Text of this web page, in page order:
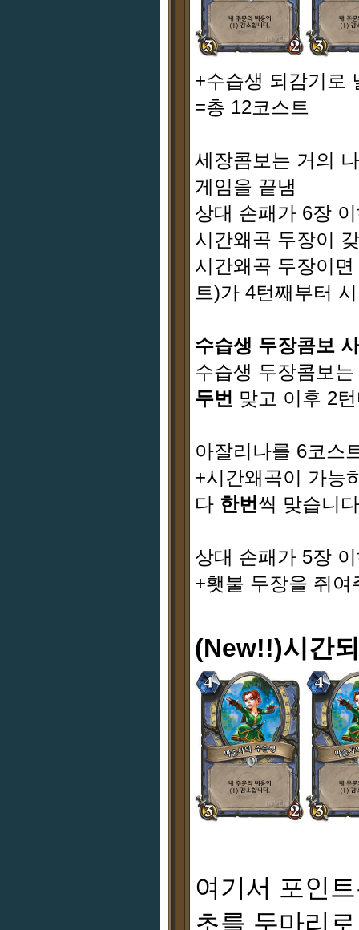
+수습생 되감기로
=총 12코스트
세장콤보는 거의
게임을 끝냄
상대 손패가 6장
시간왜곡 두장이
시간왜곡 두장이
트)가 4턴째부터
수습생 두장콤보
수습생 두장콤보
두번 맞고 이후 2
아잘리나를 6코스
+시간왜곡이 가능
다 한번씩 맞습니다
상대 손패가 5장
+횃불 두장을 쥐
(New!!)시간
여기서 포인
초를 두마리